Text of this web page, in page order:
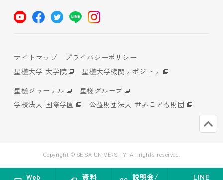
Web 資料 説明会/ LINE
サイトマップ
プライバシーポリシー
星槎大学 大学院
星槎大学機関リポジトリ
星槎ジャーナル
星槎グループ
学校法人 国際学園
公益財団法人 世界こども財団
Copyright © SEISA UNIVERSITY. All rights reserved.